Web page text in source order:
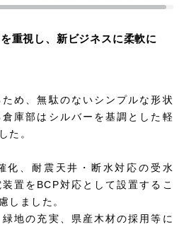
重視し、新ビジネスに柔軟に
め、無駄のないシンプルな形状
庫部はシルバーを基調とした軽
た。
化、耐震天井・断水対応の受水
置をBCP対応として設置するこ
しました。
地の充実、県産木材の採用等に